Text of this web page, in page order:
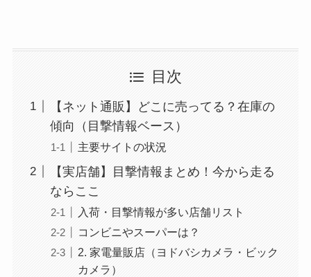
目次
【ネット通販】どこに売ってる？在庫の
傾向（目撃情報ベース）
主要サイトの状況
【実店舗】目撃情報まとめ！今から走る
ならここ
入荷・目撃情報が多い店舗リスト
コンビニやスーパーは？
2. 家電量販店（ヨドバシカメラ・ビック
カメラ）